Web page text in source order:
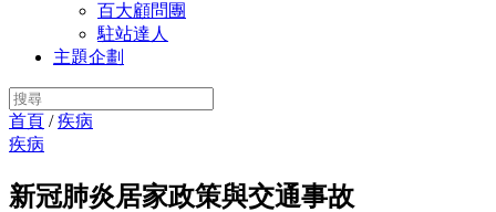
百大顧問團
駐站達人
主題企劃
首頁 /疾病
疾病
新冠肺炎居家政策與交通事故